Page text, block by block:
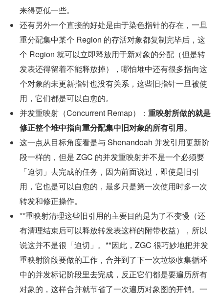
来得更低一些。
还有另外一个直接的好处是由于染色指针的存在，一旦
重分配集中某个 Region 的存活对象都复制完毕后，这
个 Region 就可以立即释放用于新对象的分配（但是转
发表还得留着不能释放掉），哪怕堆中还有很多指向这
个对象的未更新指针也没有关系，这些旧指针一旦被使
用，它们都是可以自愈的。
并发重映射（Concurrent Remap）： 重映射所做的就是
修正整个堆中指向重分配集中旧对象的所有引用。
这一点从目标角度看是与 Shenandoah 并发引用更新阶
段一样的，但是 ZGC 的并发重映射并不是一个必须要
「迫切」去完成的任务，因为前面说过，即使是旧引
用，它也是可以自愈的，最多只是第一次使用时多一次
转发和修正操作。
**重映射清理这些旧引用的主要目的是为了不变慢（还
有清理结束后可以释放转发表这样的附带收益），所以
说这并不是很「迫切」。**因此，ZGC 很巧妙地把并发
重映射阶段要做的工作，合并到了下一次垃圾收集循环
中的并发标记阶段里去完成，反正它们都是要遍历所有
对象的，这样合并就节省了一次遍历对象图的开销。一